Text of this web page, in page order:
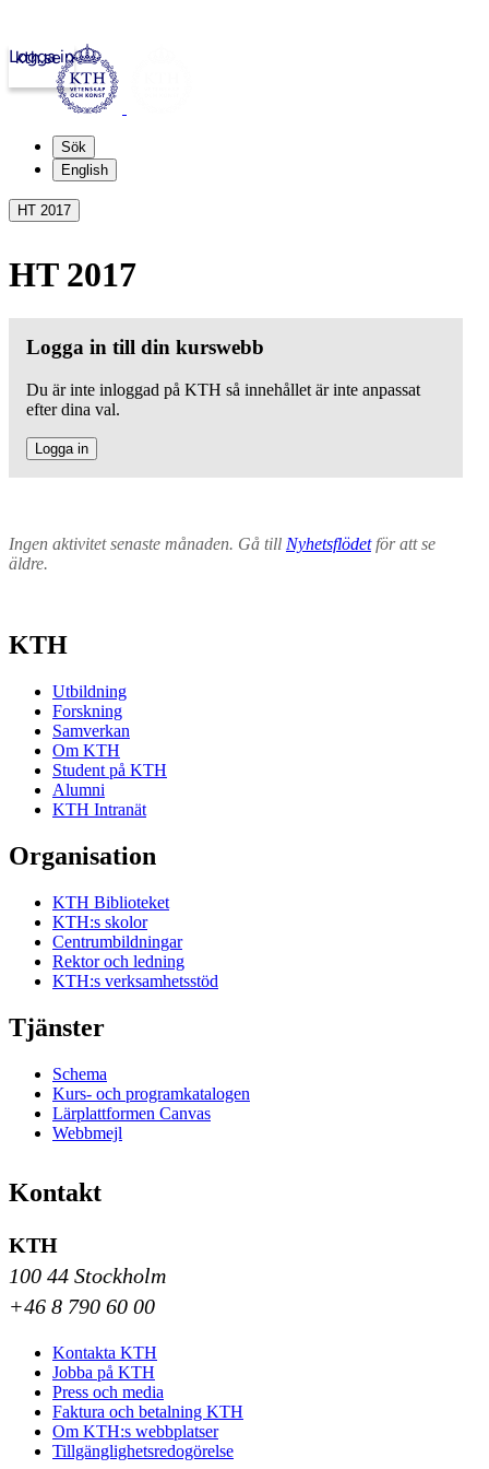
kth.se
Logga in
Sök
English
HT 2017
HT 2017
Logga in till din kurswebb
Du är inte inloggad på KTH så innehållet är inte anpassat
efter dina val.
Logga in
Ingen aktivitet senaste månaden. Gå till Nyhetsflödetför att se
äldre.
KTH
Utbildning
Forskning
Samverkan
Om KTH
Student på KTH
Alumni
KTH Intranät
Organisation
KTH Biblioteket
KTH:s skolor
Centrumbildningar
Rektor och ledning
KTH:s verksamhetsstöd
Tjänster
Schema
Kurs- och programkatalogen
Lärplattformen Canvas
Webbmejl
Kontakt
KTH
100 44 Stockholm
+46 8 790 60 00
Kontakta KTH
Jobba på KTH
Press och media
Faktura och betalning KTH
Om KTH:s webbplatser
Tillgänglighetsredogörelse